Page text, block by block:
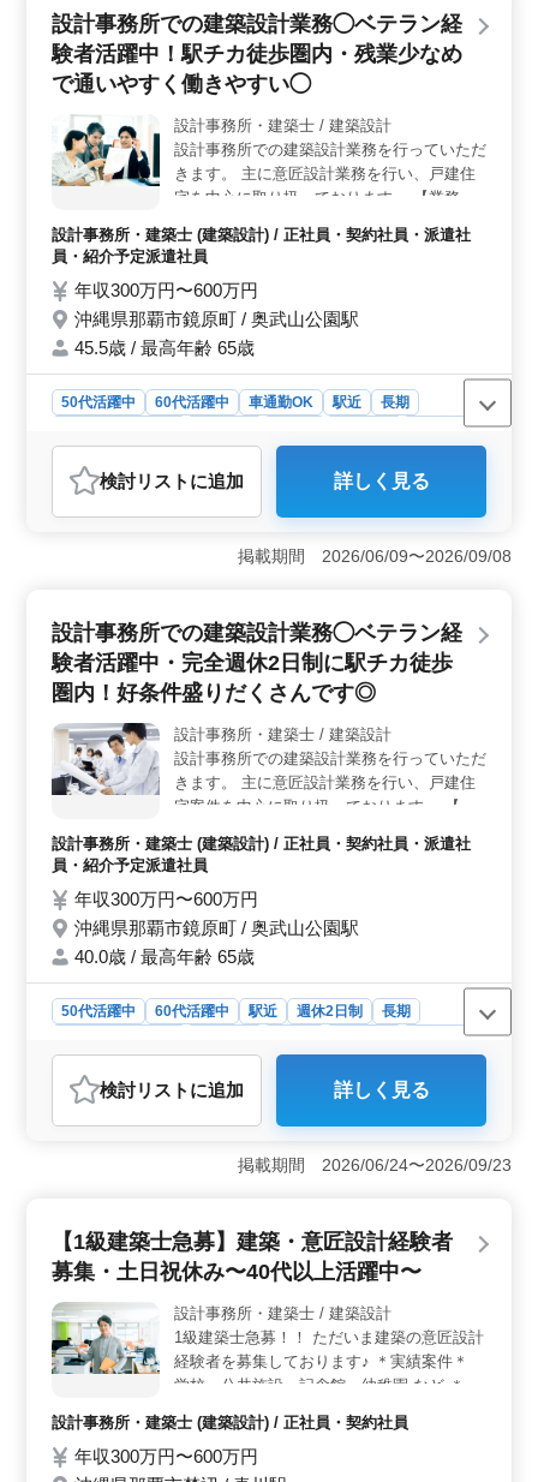
え、昇給・賞与制度も整っており、長期的に安定した収
入が見込めます。経験に応じた評価が得られるため、モ
チベーションを高く保てます。 ＜ライフワークバラ
ンスに配慮＞ 週休2日制で、残業も月10時間程度と少な
めなため、プライベートとの両立が可能です。休暇制度
も充実しており、無理なく働きやすい環境が整っていま
す。
設計事務所での建築設計業務◯ベテラン経
験者活躍中！駅チカ徒歩圏内・残業少なめ
で通いやすく働きやすい◯
設計事務所・建築士 / 建築設計
設計事務所での建築設計業務を行っていただ
きます。 主に意匠設計業務を行い、戸建住
宅を中心に取り扱っております。 【業務内
ニング ・基本設計、実施設計、積算 ・確認
申請、各種書類作成、施工会社選定、設計監
理 等 ・CAD操作あり ◯備考◯ 作業着支給
交通費全額支給、事務所も駅チカで通いやす
いです 皆様のご応募、お待ちしておりま
設計事務所・建築士 (建築設計) / 正社員・契約社員・派遣社
員・紹介予定派遣社員
年収300万円〜600万円
沖縄県那覇市鏡原町 / 奥武山公園駅
45.5歳 / 最高年齢 65歳
50代活躍中 60代活躍中 車通勤OK 駅近
長期
派遣社員
設計事務所・建築士
おすすめポイント
＜働く環境＞ 沖縄県那覇市にある設計事務所で建築設
計業務を担当します。駅チカの好立地で、徒歩圏内にあ
るため通勤が便利です。残業が少なく、プライベートと
す。施主打ち合わせから現地調査、プランニング、基本
設計、実施設計、積算、確認申請、設計監理など、幅広
い業務に携われます。CAD操作も必要です。 ＜給
与・福利厚生＞ 年収は300万円から600万円となってお
り、通勤手当も支給されます。さらに、年3回の賞与も魅
力的です。福利厚生も充実しており、雇用、労災、健
康、厚生などの面で安心して働けます。
検討リスト に追加 詳しく見る
掲載期間 2026/06/09〜2026/09/08
設計事務所での建築設計業務◯ベテラン経
験者活躍中・完全週休2日制に駅チカ徒歩
圏内！好条件盛りだくさんです◎
設計事務所・建築士 / 建築設計
設計事務所での建築設計業務を行っていただ
きます。 主に意匠設計業務を行い、戸建住
宅案件を中心に取り扱っております。 【業
ランニング ・基本設計、実施設計、積算 ・
確認申請、各種書類作成、施工会社選定、設
計監理 等 ・CAD操作あり ◯備考 ＊完全週
休2日制、残業少なめ＆長期休暇完備！ ＊交
通費全額支給、事務所は駅チカ徒歩圏内で通
たします☆ 50代、60代以上の経験者様もご
活躍中です！ 皆様のご応募、お待ちしてお
設計事務所・建築士 (建築設計) / 正社員・契約社員・派遣社
員・紹介予定派遣社員
年収300万円〜600万円
沖縄県那覇市鏡原町 / 奥武山公園駅
40.0歳 / 最高年齢 65歳
50代活躍中 60代活躍中 駅近 週休2日制
長期
派遣社員
設計事務所・建築士
おすすめポイント
＜好条件のポイント＞ 設計事務所での建築設計業務の
募集です。ベテラン経験者が活躍中で、完全週休2日制で
残業も少なめです。駅チカで徒歩圏内に位置し、交通費
意匠設計業務をメインに行い、戸建住宅案件を取り扱っ
ています。施主打ち合わせから設計監理まで幅広い業務
築士の方を急募しています。 ＜働き方の特徴＞ 週5
日勤務で土日祝日が休みであり、年末年始や夏季休暇、
GW休暇も取得可能です。残業は月平均10時間程度で、長
時間労働はありません。アットホームな雰囲気の中で、
検討リスト に追加 詳しく見る
掲載期間 2026/06/24〜2026/09/23
【1級建築士急募】建築・意匠設計経験者
募集・土日祝休み〜40代以上活躍中〜
設計事務所・建築士 / 建築設計
1級建築士急募！！ ただいま建築の意匠設計
経験者を募集しております♪ ＊実績案件＊
学校・公共施設・記念館・幼稚園 など ＊業
ランニング ・基本設計、実施設計、積算 ・
確認申請、各種書類作成、施工会社選定、設
設計事務所・建築士 (建築設計) / 正社員・契約社員
年収300万円〜600万円